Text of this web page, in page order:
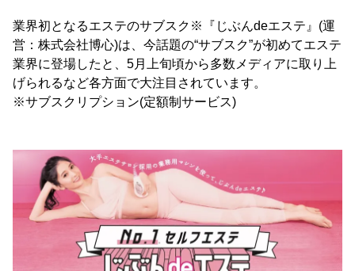
業界初となるエステのサブスク※『じぶんdeエステ』(運
営：株式会社博心)は、今話題の“サブスク”が初めてエステ
業界に登場したと、5月上旬頃から多数メディアに取り上
げられるなど各方面で大注目されています。
※サブスクリプション(定額制サービス)